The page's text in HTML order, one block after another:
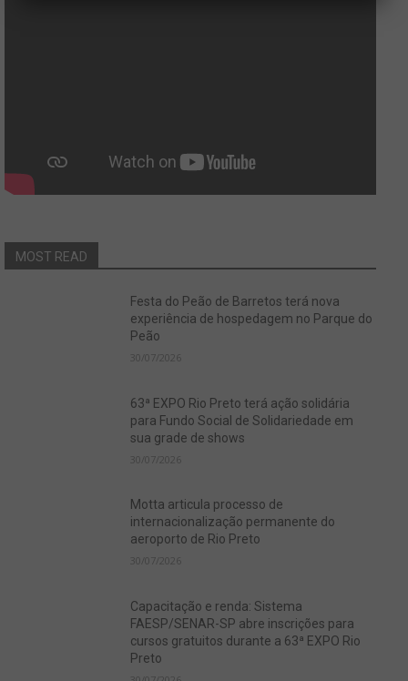
MOST READ
Festa do Peão de Barretos terá nova
experiência de hospedagem no Parque do
Peão
30/07/2026
63ª EXPO Rio Preto terá ação solidária
para Fundo Social de Solidariedade em
sua grade de shows
30/07/2026
Motta articula processo de
internacionalização permanente do
aeroporto de Rio Preto
30/07/2026
Capacitação e renda: Sistema
FAESP/SENAR-SP abre inscrições para
cursos gratuitos durante a 63ª EXPO Rio
Preto